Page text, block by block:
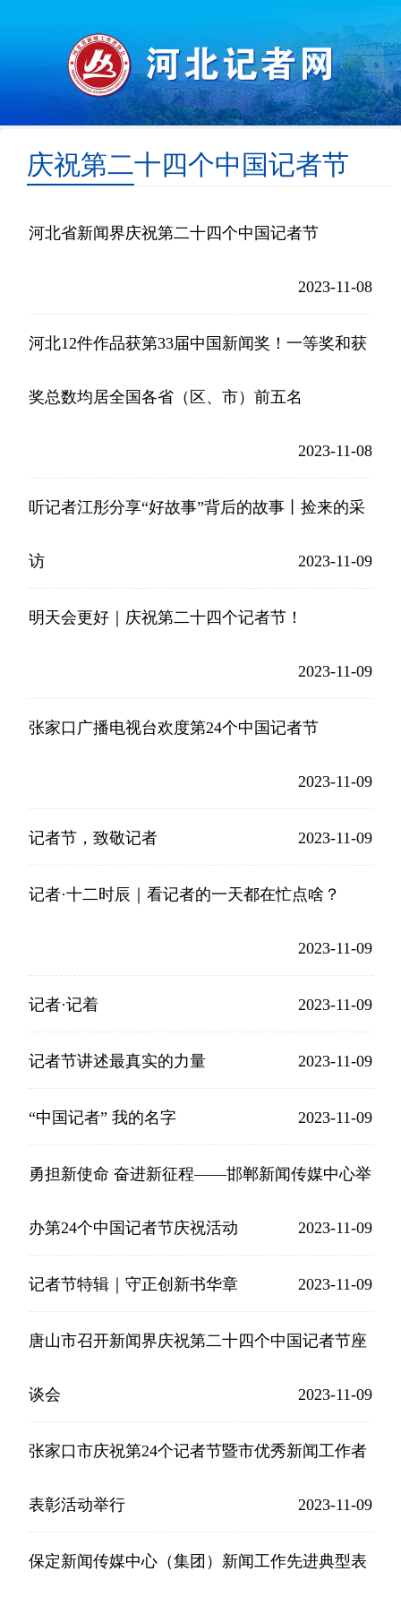
庆祝第二十四个中国记者节
河北省新闻界庆祝第二十四个中国记者节
2023-11-08
河北12件作品获第33届中国新闻奖！一等奖和获
奖总数均居全国各省（区、市）前五名
2023-11-08
听记者江彤分享“好故事”背后的故事丨捡来的采
访 2023-11-09
明天会更好｜庆祝第二十四个记者节！
2023-11-09
张家口广播电视台欢度第24个中国记者节
2023-11-09
记者节，致敬记者 2023-11-09
记者·十二时辰｜看记者的一天都在忙点啥？
2023-11-09
记者·记着 2023-11-09
记者节讲述最真实的力量 2023-11-09
“中国记者” 我的名字 2023-11-09
勇担新使命 奋进新征程——邯郸新闻传媒中心举
办第24个中国记者节庆祝活动 2023-11-09
记者节特辑｜守正创新书华章 2023-11-09
唐山市召开新闻界庆祝第二十四个中国记者节座
谈会 2023-11-09
张家口市庆祝第24个记者节暨市优秀新闻工作者
表彰活动举行 2023-11-09
保定新闻传媒中心（集团）新闻工作先进典型表